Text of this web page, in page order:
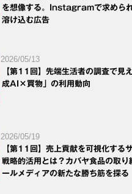
を想像する。Instagramで求めら
溶け込む広告
2026/05/13
【第11回】先端生活者の調査で見
成AI×買物」の利用動向
2026/05/19
【第11回】売上貢献を可視化する
戦略的活用とは？カバヤ食品の取り
ールメディアの新たな勝ち筋を探る